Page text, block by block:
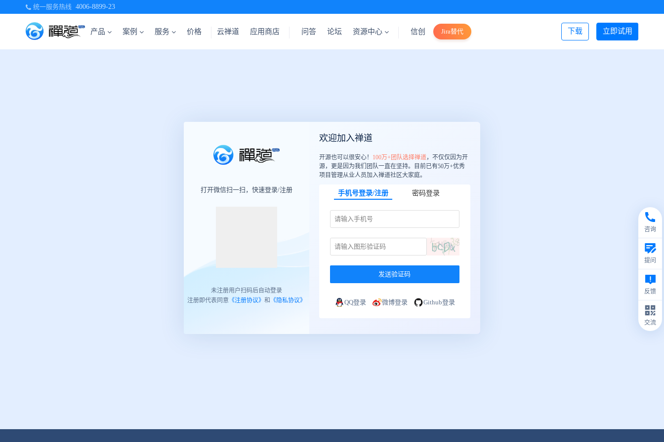
统一服务热线 4006-8899-23
产品 案例 服务 价格 立即试用
下载
云禅道 应用商店 问答 论坛 资源中心 信创 Jira替代 登录/注册
咨询
提问
反馈
交流
打开微信扫一扫，快速登录/注册
未注册用户扫码后自动登录
注册即代表同意 《注册协议》 和 《隐私协议》
欢迎加入禅道
开源也可以很安心！ 100万+团队选择禅道，不仅仅因为开
源，更是因为我们团队一直在坚持。目前已有50万+优秀
项目管理从业人员加入禅道社区大家庭。
手机号登录/注册 密码登录
发送验证码
QQ登录 微博登录 Github登录